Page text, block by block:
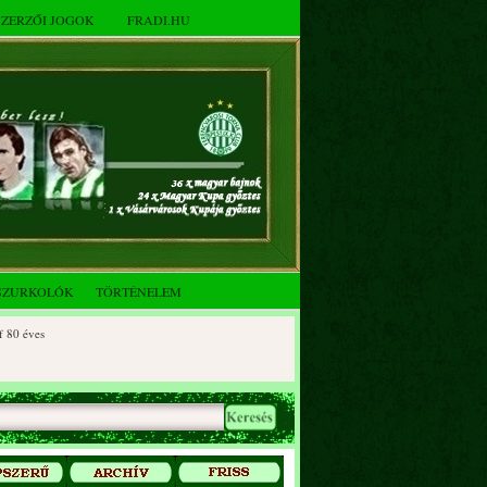
JOGOK FRADI.HU
TÖRTÉNELEM